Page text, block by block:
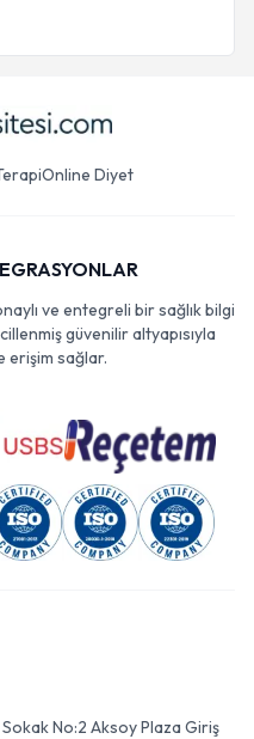
Online Diyet
ve entegreli bir sağlık bilgi
güvenilir altyapısıyla
erişim sağlar.
No:2 Aksoy Plaza Giriş